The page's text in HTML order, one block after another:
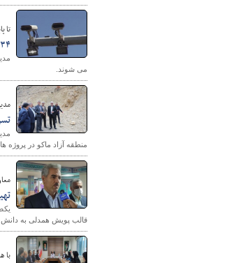
تا
۳۴ سامانه ثبت تخلف در جاده های خوزستان نصب می شوند
می شوند.
منطقه آزاد ماکو در پروژه
تهیه 100 بسته لوازم التحریر برای دانش آموزان مناطق کم
قالب پویش همدلی به دانش
با